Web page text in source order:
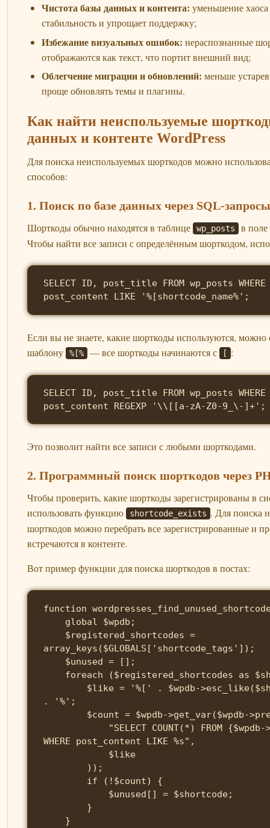
Чистота базы данных и контента: уменьшение
стабильность и упрощает поддержку;
Избежание визуальных ошибок: нераспознанные
отображаются как текст, что портит внешний вид;
Облегчение миграции и обновлений: меньше
проще обновлять темы и плагины.
Как найти неиспользуемые
данных и контенте WordPress
Для поиска неиспользуемых шорткодов можно
способов:
1. Поиск по базе данных через SQL-запросы
Шорткоды обычно находятся в таблице wp_posts в поле
Чтобы найти все записи с определённым шорткодом,
SELECT ID, post_title FROM wp_posts
post_content LIKE '%[shortcode_name%';
Если вы не знаете, какие шорткоды используются, можно
шаблону
%[% — все шорткоды начинаются с [ :
SELECT ID, post_title FROM wp_posts
post_content REGEXP '\\[[a-zA-Z0-9_\-]+';
Это позволит найти все записи с любыми шорткодами.
2. Программный поиск шорткодов через
Чтобы проверить, какие шорткоды зарегистрированы в
использовать функцию
shortcode_exists . Для поиска
шорткодов можно перебрать все зарегистрированные и
встречаются в контенте.
Вот пример функции для поиска шорткодов в постах:
function
array_keys($GLOBALS['shortcode_tags']);
. '%';
WHERE post_content LIKE %s",